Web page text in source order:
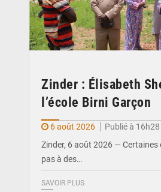
Zinder : Élisabeth
l’école Birni Garçon
6 août 2026
Publié à 16h28
Zinder, 6 août 2026 — Certaines
pas à des…
SAVOIR PLUS